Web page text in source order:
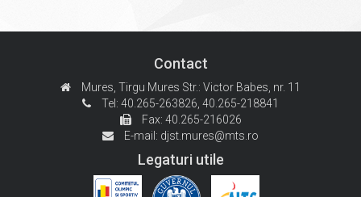
Contact
Mures, Tirgu Mures Str.: Victor Babes, nr. 11
Tel: 40.265-263826, 40.265-218841
Fax: 40.265-216026
E-mail: djst.mures@mts.ro
Legaturi utile